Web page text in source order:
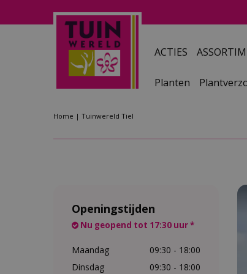
Home Tuinwereld Tiel
ACTIES
Planten
Openingstijden
Nu geopend tot 17:30 uur *
Maandag
09:30 - 18:00
Dinsdag
09:30 - 18:00